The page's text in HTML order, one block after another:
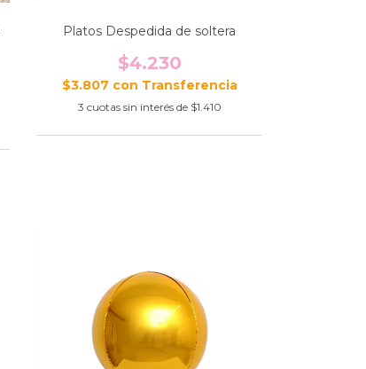
Platos Despedida de soltera
$4.230
$3.807 con
3 cuotas sin interés de $1.410